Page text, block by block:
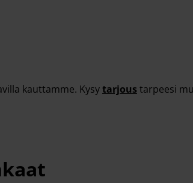
kauttamme. Kysytarjous tarpeesi